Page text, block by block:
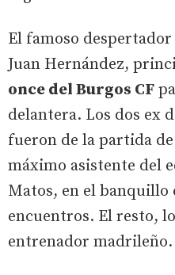
El famoso
Juan Hernández,
once del Burgos CF
delantera. Los dos ex
fueron de la partida
máximo asistente del
Matos, en el banquillo
encuentros. El resto,
entrenador madrileño.